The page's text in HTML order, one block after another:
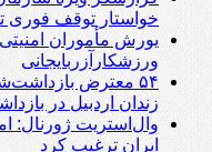
خواستار توقف فوری
یورش مأموران
ورزشکارآزربایجانی
۵۴ معترض
زندان اردبیل در
وال‌استریت ژورنال:
ایران ترغیب کرد